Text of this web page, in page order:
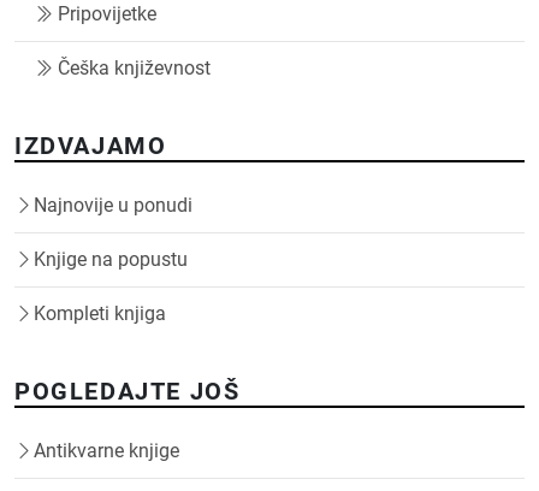
Pripovijetke
Češka književnost
IZDVAJAMO
Najnovije u ponudi
Knjige na popustu
Kompleti knjiga
POGLEDAJTE JOŠ
Antikvarne knjige